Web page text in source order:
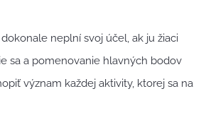
neplní svoj účel, ak ju žiaci
sa a pomenovanie hlavných bodov
význam každej aktivity, ktorej sa na